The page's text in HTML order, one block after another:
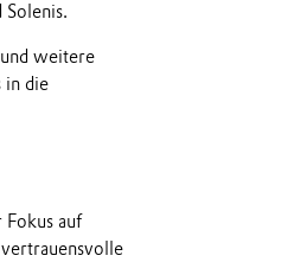
weitere
in die
auf